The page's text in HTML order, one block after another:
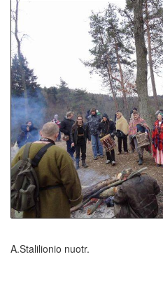
A.Stalilionio nuotr.